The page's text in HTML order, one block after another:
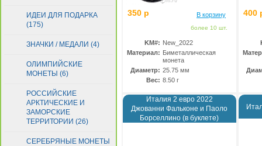
ИДЕИ ДЛЯ ПОДАРКА
(175)
ЗНАЧКИ / МЕДАЛИ (4)
ОЛИМПИЙСКИЕ
МОНЕТЫ (6)
РОССИЙСКИЕ
АРКТИЧЕСКИЕ И
ЗАМОРСКИЕ
ТЕРРИТОРИИ (26)
СЕРЕБРЯНЫЕ МОНЕТЫ
350 р В корзину
более 10 шт.
KM#: New_2022
Материал: Биметаллическая
монета
Диаметр: 25.75 мм
Вес: 8.50 г
400
Италия 2 евро 2022
Джованни Фальконе и Паоло
Борселлино (в буклете)